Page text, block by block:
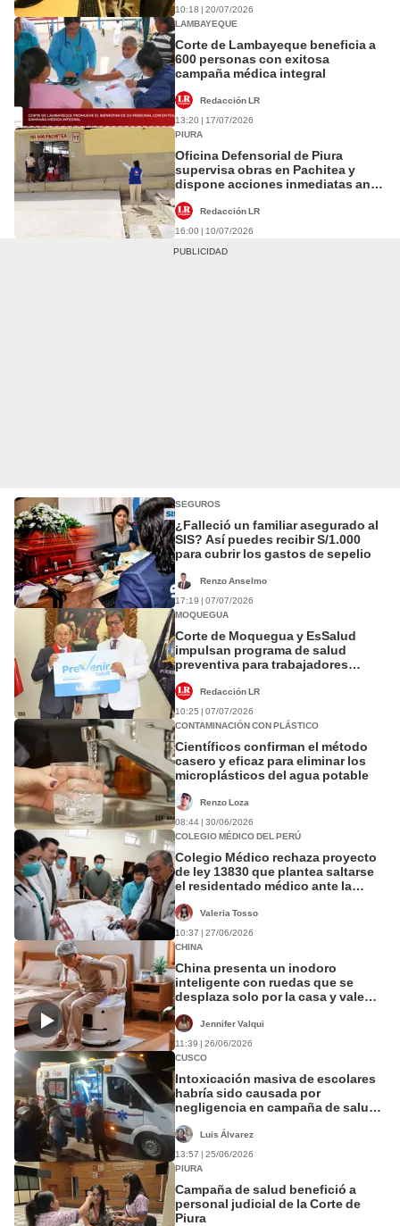
10:18 | 20/07/2026
LAMBAYEQUE
Corte de Lambayeque beneficia a
600 personas con exitosa
campaña médica integral
Redacción LR
13:20 | 17/07/2026
PIURA
Oficina Defensorial de Piura
supervisa obras en Pachitea y
dispone acciones inmediatas ante
vecinosRedacción LR
16:00 | 10/07/2026
SEGUROS
¿Falleció un familiar asegurado al
SIS? Así puedes recibir S/1.000
para cubrir los gastos de sepelio
Renzo Anselmo
17:19 | 07/07/2026
MOQUEGUA
Corte de Moquegua y EsSalud
impulsan programa de salud
preventiva para trabajadores
Redacción LR
10:25 | 07/07/2026
CONTAMINACIÓN CON PLÁSTICO
Científicos confirman el método
casero y eficaz para eliminar los
microplásticos del agua potable
Renzo Loza
08:44 | 30/06/2026
COLEGIO MÉDICO DEL PERÚ
Colegio Médico rechaza proyecto
de ley 13830 que plantea saltarse
el residentado médico ante la
Valeria Tosso
10:37 | 27/06/2026
CHINA
China presenta un inodoro
inteligente con ruedas que se
desplaza solo por la casa y vale
autolimpieza
Jennifer Valqui
11:39 | 26/06/2026
CUSCO
Intoxicación masiva de escolares
habría sido causada por
negligencia en campaña de salud
Luis Álvarez
13:57 | 25/06/2026
PIURA
Campaña de salud benefició a
personal judicial de la Corte de
Piura